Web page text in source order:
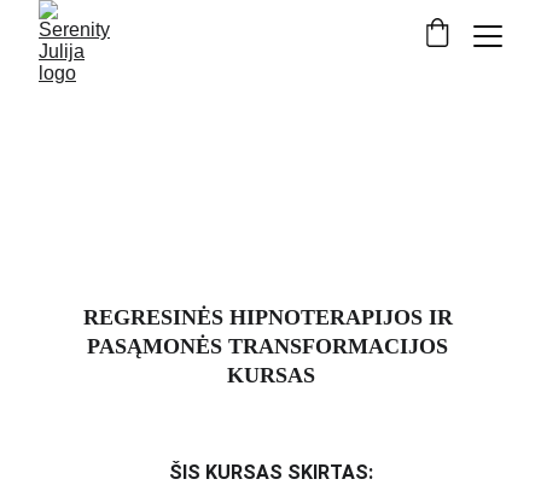
ŠIS KURSAS SKIRTAS:
REGRESINĖS HIPNOTERAPIJOS IR
PASĄMONĖS TRANSFORMACIJOS
KURSAS